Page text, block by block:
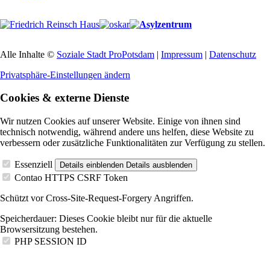
Alle Inhalte © Soziale Stadt ProPotsdam | Impressum | Datenschutz
Privatsphäre-Einstellungen ändern
Cookies & externe Dienste
Wir nutzen Cookies auf unserer Website. Einige von ihnen sind
technisch notwendig, während andere uns helfen, diese Website zu
verbessern oder zusätzliche Funktionalitäten zur Verfügung zu stellen.
Essenziell Details einblenden Details ausblenden
Contao HTTPS CSRF Token
Schützt vor Cross-Site-Request-Forgery Angriffen.
Speicherdauer: Dieses Cookie bleibt nur für die aktuelle
Browsersitzung bestehen.
PHP SESSION ID